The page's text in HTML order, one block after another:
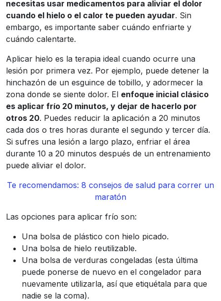
necesitas usar medicamentos para aliviar el dolor
cuando el hielo o el calor te pueden ayudar. Sin
embargo, es importante saber cuándo enfriarte y
cuándo calentarte.
Aplicar hielo es la terapia ideal cuando ocurre una
lesión por primera vez. Por ejemplo, puede detener la
hinchazón de un esguince de tobillo, y adormecer la
zona donde se siente dolor. El enfoque inicial clásico
es aplicar frío 20 minutos, y dejar de hacerlo por
otros 20. Puedes reducir la aplicación a 20 minutos
cada dos o tres horas durante el segundo y tercer día.
Si sufres una lesión a largo plazo, enfriar el área
durante 10 a 20 minutos después de un entrenamiento
puede aliviar el dolor.
Te recomendamos: 8 consejos de salud para correr un
maratón
Las opciones para aplicar frío son:
Una bolsa de plástico con hielo picado.
Una bolsa de hielo reutilizable.
Una bolsa de verduras congeladas (esta última
puede ponerse de nuevo en el congelador para
nuevamente utilizarla, así que etiquétala para que
nadie se la coma).